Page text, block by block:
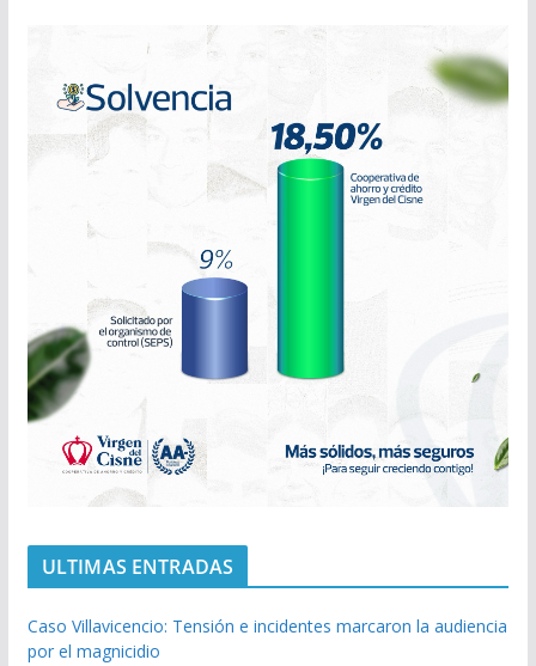
ULTIMAS ENTRADAS
Caso Villavicencio: Tensión e incidentes marcaron la audiencia
por el magnicidio